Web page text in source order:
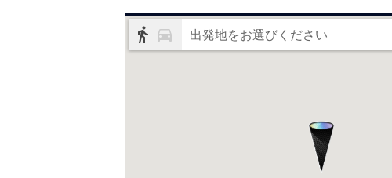
出発地をお選びください